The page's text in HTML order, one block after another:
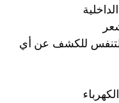
للكشف عن أي